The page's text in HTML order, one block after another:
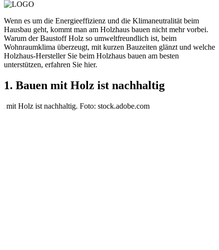
Wenn es um die Energieeffizienz und die Klimaneutralität beim
Hausbau geht, kommt man am Holzhaus bauen nicht mehr vorbei.
Warum der Baustoff Holz so umweltfreundlich ist, beim
Wohnraumklima überzeugt, mit kurzen Bauzeiten glänzt und welche
Holzhaus-Hersteller Sie beim Holzhaus bauen am besten
unterstützen, erfahren Sie hier.
1. Bauen mit Holz ist nachhaltig